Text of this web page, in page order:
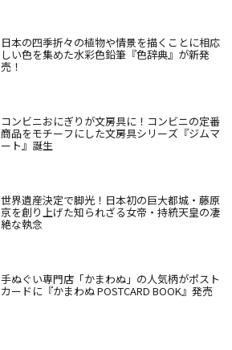
日本の四季折々の植物や情景を描くことに相応
しい色を集めた水彩色鉛筆『色辞典』が新発
売！
コンビニおにぎりが文房具に！コンビニの定番
商品をモチーフにした文房具シリーズ『ジムマ
ート』誕生
世界遺産決定で脚光！日本初の巨大都城・藤原
京を創り上げた知られざる女帝・持統天皇の凄
絶な執念
手ぬぐい専門店「かまわぬ」の人気柄がポスト
カードに『かまわぬ POSTCARD BOOK』発売